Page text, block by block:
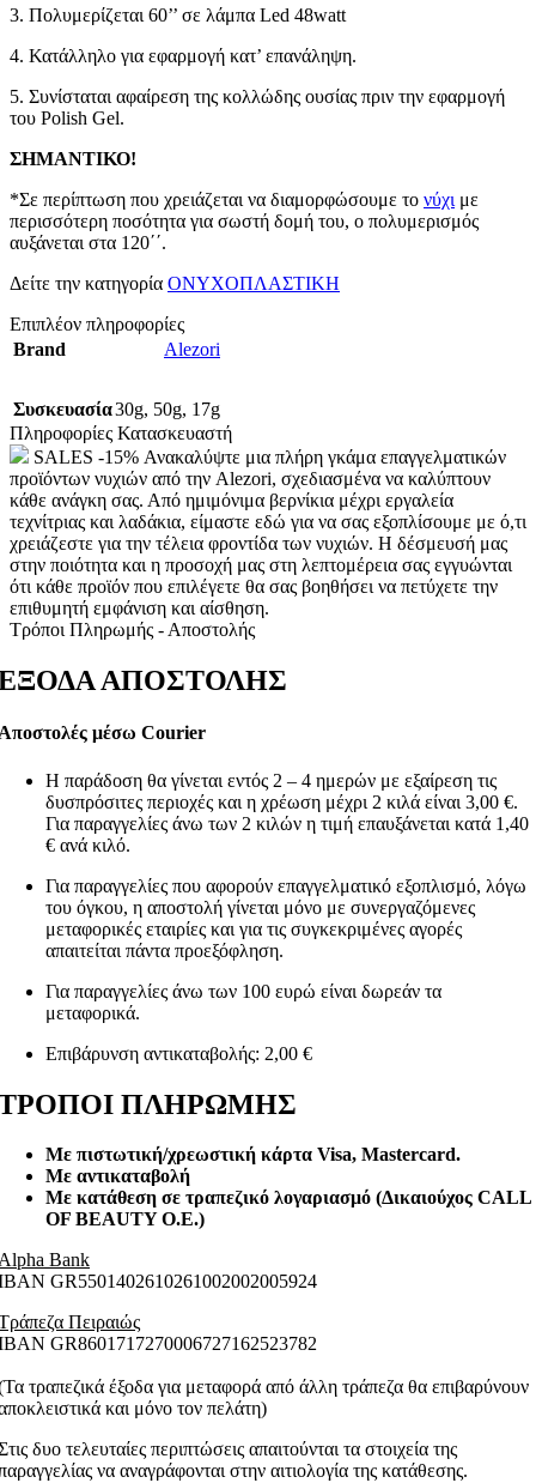
3. Πολυμερίζεται 60’’ σε λάμπα Led 48watt
4. Κατάλληλο για εφαρμογή κατ’ επανάληψη.
5. Συνίσταται αφαίρεση της κολλώδης ουσίας πριν την εφαρμογή
του Polish Gel.
ΣΗΜΑΝΤΙΚΟ!
*Σε περίπτωση που χρειάζεται να διαμορφώσουμε το νύχι με
περισσότερη ποσότητα για σωστή δομή του, ο πολυμερισμός
αυξάνεται στα 120΄΄.
Δείτε την κατηγορία ΟΝΥΧΟΠΛΑΣΤΙΚΗ
Επιπλέον πληροφορίες
Brand
Alezori
Συσκευασία30g, 50g, 17g
Πληροφορίες Κατασκευαστή
SALES -15% Ανακαλύψτε μια πλήρη γκάμα επαγγελματικών
προϊόντων νυχιών από την Alezori, σχεδιασμένα να καλύπτουν
κάθε ανάγκη σας. Από ημιμόνιμα βερνίκια μέχρι εργαλεία
τεχνίτριας και λαδάκια, είμαστε εδώ για να σας εξοπλίσουμε με ό,τι
χρειάζεστε για την τέλεια φροντίδα των νυχιών. Η δέσμευσή μας
στην ποιότητα και η προσοχή μας στη λεπτομέρεια σας εγγυώνται
ότι κάθε προϊόν που επιλέγετε θα σας βοηθήσει να πετύχετε την
επιθυμητή εμφάνιση και αίσθηση.
Τρόποι Πληρωμής - Αποστολής
ΑΠΟΣΤΟΛΗΣ
μέσω Courier
Η παράδοση θα γίνεται εντός 2 – 4 ημερών με εξαίρεση τις
δυσπρόσιτες περιοχές και η χρέωση μέχρι 2 κιλά είναι 3,00 €.
Για παραγγελίες άνω των 2 κιλών η τιμή επαυξάνεται κατά 1,40
€ ανά κιλό.
Για παραγγελίες που αφορούν επαγγελματικό εξοπλισμό, λόγω
του όγκου, η αποστολή γίνεται μόνο με συνεργαζόμενες
μεταφορικές εταιρίες και για τις συγκεκριμένες αγορές
απαιτείται πάντα προεξόφληση.
Για παραγγελίες άνω των 100 ευρώ είναι δωρεάν τα
μεταφορικά.
Επιβάρυνση αντικαταβολής: 2,00 €
ΠΛΗΡΩΜΗΣ
Με πιστωτική/χρεωστική κάρτα Visa, Mastercard.
Με αντικαταβολή
Με κατάθεση σε τραπεζικό λογαριασμό (Δικαιούχος CALL
OF BEAUTY O.E.)
Bank
GR5501402610261002002005924
Πειραιώς
GR8601717270006727162523782
τραπεζικά έξοδα για μεταφορά από άλλη τράπεζα θα επιβαρύνουν
και μόνο τον πελάτη)
δυο τελευταίες περιπτώσεις απαιτούνται τα στοιχεία της
να αναγράφονται στην αιτιολογία της κατάθεσης.